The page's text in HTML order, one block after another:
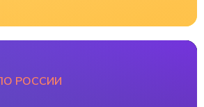
РОССИИ
О магазине